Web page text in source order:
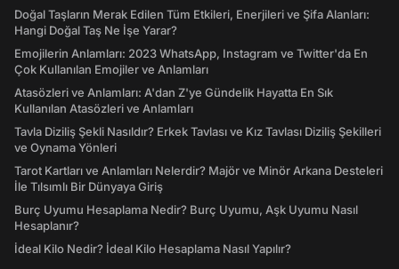
Doğal Taşların Merak Edilen Tüm Etkileri, Enerjileri ve Şifa Alanları:
Hangi Doğal Taş Ne İşe Yarar?
Emojilerin Anlamları: 2023 WhatsApp, Instagram ve Twitter'da En
Çok Kullanılan Emojiler ve Anlamları
Atasözleri ve Anlamları: A'dan Z'ye Gündelik Hayatta En Sık
Kullanılan Atasözleri ve Anlamları
Tavla Diziliş Şekli Nasıldır? Erkek Tavlası ve Kız Tavlası Diziliş Şekilleri
ve Oynama Yönleri
Tarot Kartları ve Anlamları Nelerdir? Majör ve Minör Arkana Desteleri
İle Tılsımlı Bir Dünyaya Giriş
Burç Uyumu Hesaplama Nedir? Burç Uyumu, Aşk Uyumu Nasıl
Hesaplanır?
İdeal Kilo Nedir? İdeal Kilo Hesaplama Nasıl Yapılır?